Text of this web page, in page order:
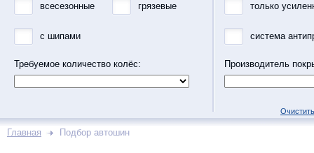
всесезонные грязевые
с шипами
Требуемое количество колёс:
только
система
Производитель
Главная Подбор автошин